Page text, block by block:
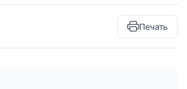
Печать